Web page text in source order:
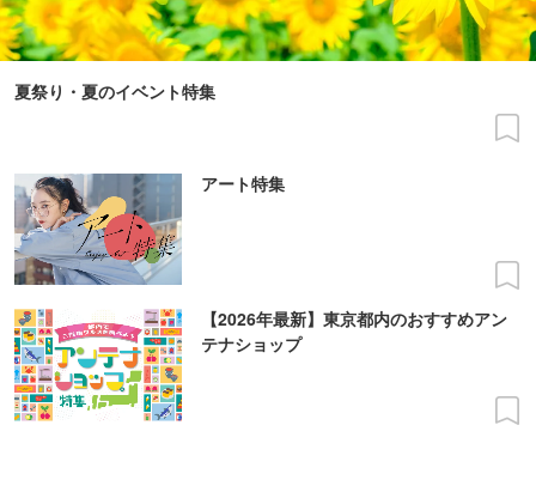
夏祭り・夏のイベント特集
アート特集
【2026年最新】東京都内のおすすめアン
テナショップ